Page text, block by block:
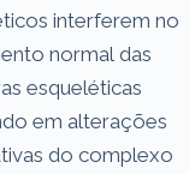
interferem no
normal das
esqueléticas
em alterações
do complexo